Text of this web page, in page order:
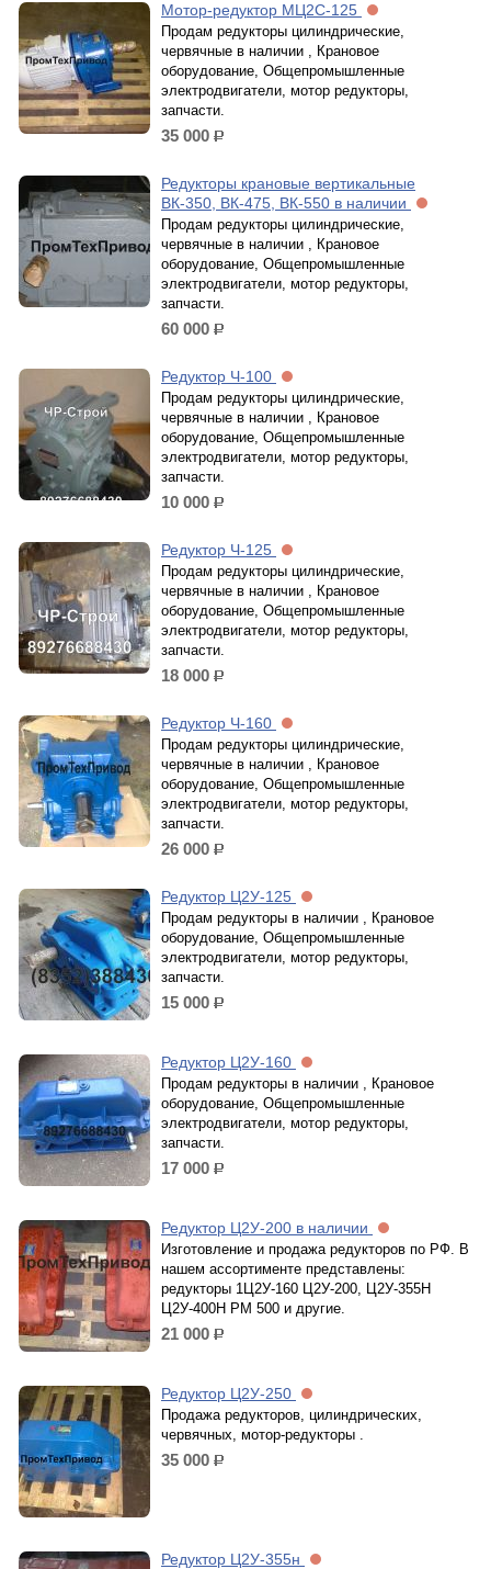
Мотор-редуктор МЦ2С-125
Продам редукторы цилиндрические,
червячные в наличии , Крановое
оборудование, Общепромышленные
электродвигатели, мотор редукторы,
запчасти.
35 000 р.
Редукторы крановые вертикальные
ВК-350, ВК-475, ВК-550 в наличии
Продам редукторы цилиндрические,
червячные в наличии , Крановое
оборудование, Общепромышленные
электродвигатели, мотор редукторы,
запчасти.
60 000 р.
Редуктор Ч-100
Продам редукторы цилиндрические,
червячные в наличии , Крановое
оборудование, Общепромышленные
электродвигатели, мотор редукторы,
запчасти.
10 000 р.
Редуктор Ч-125
Продам редукторы цилиндрические,
червячные в наличии , Крановое
оборудование, Общепромышленные
электродвигатели, мотор редукторы,
запчасти.
18 000 р.
Редуктор Ч-160
Продам редукторы цилиндрические,
червячные в наличии , Крановое
оборудование, Общепромышленные
электродвигатели, мотор редукторы,
запчасти.
26 000 р.
Редуктор Ц2У-125
Продам редукторы в наличии , Крановое
оборудование, Общепромышленные
электродвигатели, мотор редукторы,
запчасти.
15 000 р.
Редуктор Ц2У-160
Продам редукторы в наличии , Крановое
оборудование, Общепромышленные
электродвигатели, мотор редукторы,
запчасти.
17 000 р.
Редуктор Ц2У-200 в наличии
Изготовление и продажа редукторов по РФ. В
нашем ассортименте представлены:
редукторы 1Ц2У-160 Ц2У-200, Ц2У-355Н
Ц2У-400Н РМ 500 и другие.
21 000 р.
Редуктор Ц2У-250
Продажа редукторов, цилиндрических,
червячных, мотор-редукторы .
35 000 р.
Редуктор Ц2У-355н